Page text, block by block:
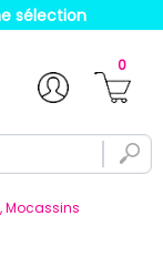
sélection
0
Mocassins